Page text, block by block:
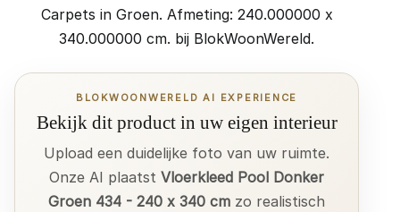
Carpets in Groen. Afmeting: 240.000000 x
340.000000 cm. bij BlokWoonWereld.
BLOKWOONWERELD AI EXPERIENCE
Bekijk dit product in uw eigen interieur
Upload een duidelijke foto van uw ruimte.
Onze AI plaatst Vloerkleed Pool Donker
Groen 434 - 240 x 340 cm zo realistisch